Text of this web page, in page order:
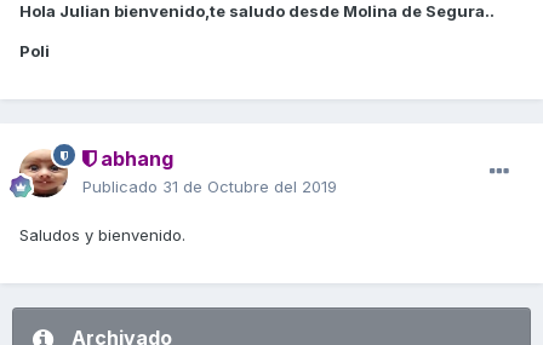
Hola Julian bienvenido,te saludo desde Molina de Segura..
Poli
abhang
Publicado 31 de Octubre del 2019
Saludos y bienvenido.
Archivado